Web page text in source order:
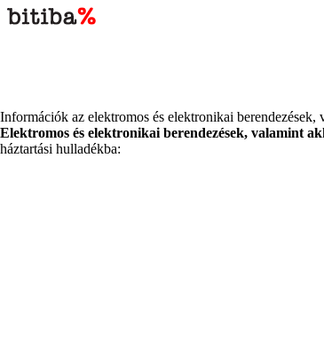
Információk az elektromos és elektronikai
Elektromos és elektronikai berendezések, valamint
háztartási hulladékba: